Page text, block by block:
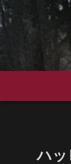
ハッ